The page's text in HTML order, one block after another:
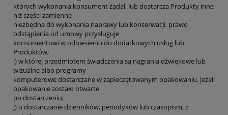
których wykonania konsument żądał, lub dostarcza Produkty inne
niż części zamienne
niezbędne do wykonania naprawy lub konserwacji, prawo
odstąpienia od umowy przysługuje
konsumentowi w odniesieniu do dodatkowych usług lub
Produktów;
i) w której przedmiotem świadczenia są nagrania dźwiękowe lub
wizualne albo programy
komputerowe dostarczane w zapieczętowanym opakowaniu, jeżeli
opakowanie zostało otwarte
po dostarczeniu;
j) o dostarczanie dzienników, periodyków lub czasopism, z